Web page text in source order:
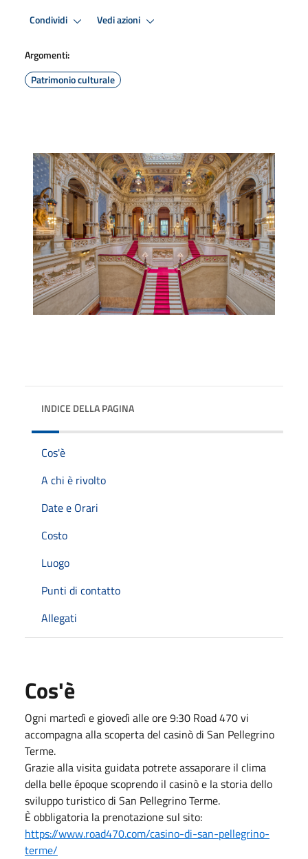
Condividi Vedi azioni
Argomenti:
Patrimonio culturale
INDICE DELLA PAGINA
Cos'è
A chi è rivolto
Date e Orari
Costo
Luogo
Punti di contatto
Allegati
Cos'è
Ogni martedì e giovedì alle ore 9:30 Road 470 vi
accompagna alla scoperta del casinò di San Pellegrino
Terme.
Grazie alla visita guidata potrete assaporare il clima
della belle époque scoprendo il casinò e la storia dello
sviluppo turistico di San Pellegrino Terme.
È obbligatoria la prenotazione sul sito:
https://www.road470.com/casino-di-san-pellegrino-
terme/